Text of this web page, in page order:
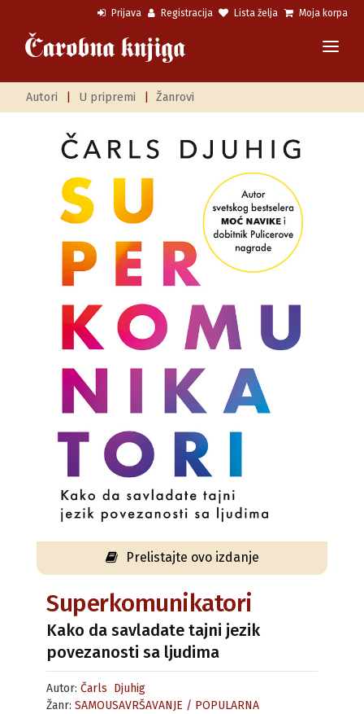
Prijava Registracija Lista želja Moja korpa
Autori U pripremi Žanrovi
Prelistajte ovo izdanje
Superkomunikatori
Kako da savladate tajni jezik
povezanosti sa ljudima
Autor: Čarls Djuhig
Žanr: SAMOUSAVRŠAVANJE / POPULARNA